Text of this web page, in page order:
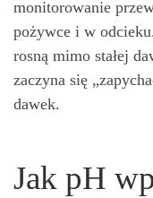
monitorowanie
pożywce i w
rosną mimo stałej
zaczyna się
dawek.
Jak pH